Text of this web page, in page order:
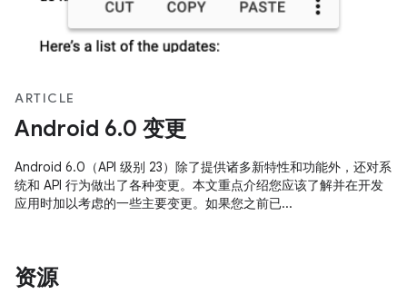
ARTICLE
Android 6.0 变更
Android 6.0（API 级别 23）除了提供诸多新特性和功能外，还对系
统和 API 行为做出了各种变更。本文重点介绍您应该了解并在开发
应用时加以考虑的一些主要变更。如果您之前已...
资源